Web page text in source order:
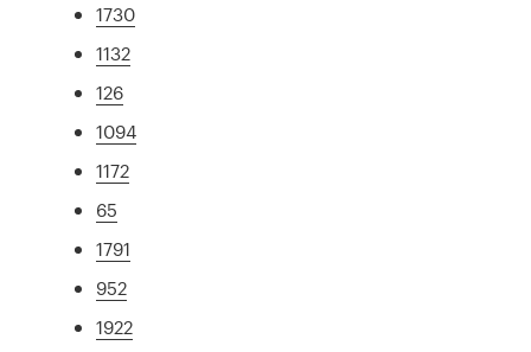
1730
1132
126
1094
1172
65
1791
952
1922